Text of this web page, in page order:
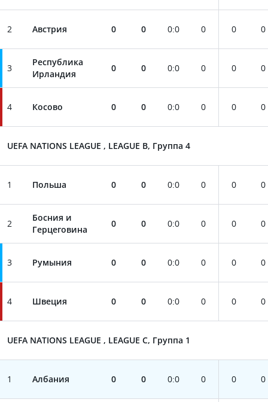
2 Австрия 0 0 0:0 0 0 0
3
Республика
Ирландия
0 0 0:0 0 0 0
4 Косово 0 0 0:0 0 0 0
UEFA NATIONS LEAGUE , LEAGUE B, Группа 4
1 Польша 0 0 0:0 0 0 0
2
Босния и
Герцеговина
0 0 0:0 0 0 0
3 Румыния 0 0 0:0 0 0 0
4 Швеция 0 0 0:0 0 0 0
UEFA NATIONS LEAGUE , LEAGUE C, Группа 1
1 Албания 0 0 0:0 0 0 0